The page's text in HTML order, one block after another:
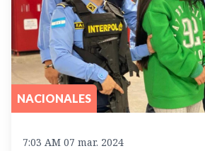
NACIONALES
7:03 AM 07 mar. 2024